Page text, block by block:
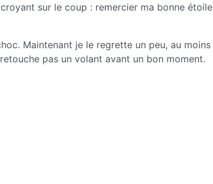
sur le coup : remercier ma bonne étoile
Maintenant je le regrette un peu, au moins
pas un volant avant un bon moment.